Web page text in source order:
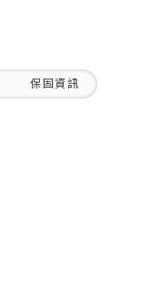
保固資訊